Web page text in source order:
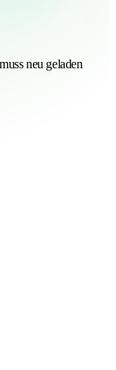
neu geladen